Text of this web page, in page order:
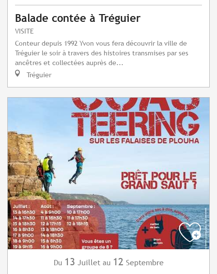
Balade contée à Tréguier
VISITE
Conteur depuis 1992 Yvon vous fera découvrir la ville de
Tréguier le soir à travers des histoires transmises par ses
ancêtres et collectées auprès de...
Tréguier
Du 13 Juillet au 12 Septembre